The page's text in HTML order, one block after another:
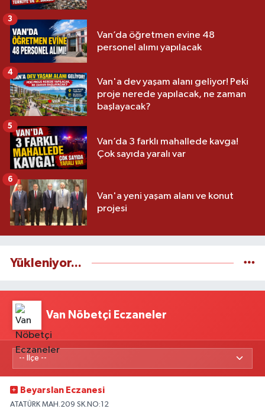
Van’da öğretmen evine 48
personel alımı yapılacak
3
Van'a dev yaşam alanı geliyor! Peki
proje nerede yapılacak, ne zaman
başlayacak?
4
Van’da 3 farklı mahallede kavga!
Çok sayıda yaralı var
5
Van'a yeni yaşam alanı ve konut
projesi
6
Yükleniyor...
Van Nöbetçi Eczaneler
Beyarslan Eczanesi
ATATÜRK MAH.209 SK.NO:12